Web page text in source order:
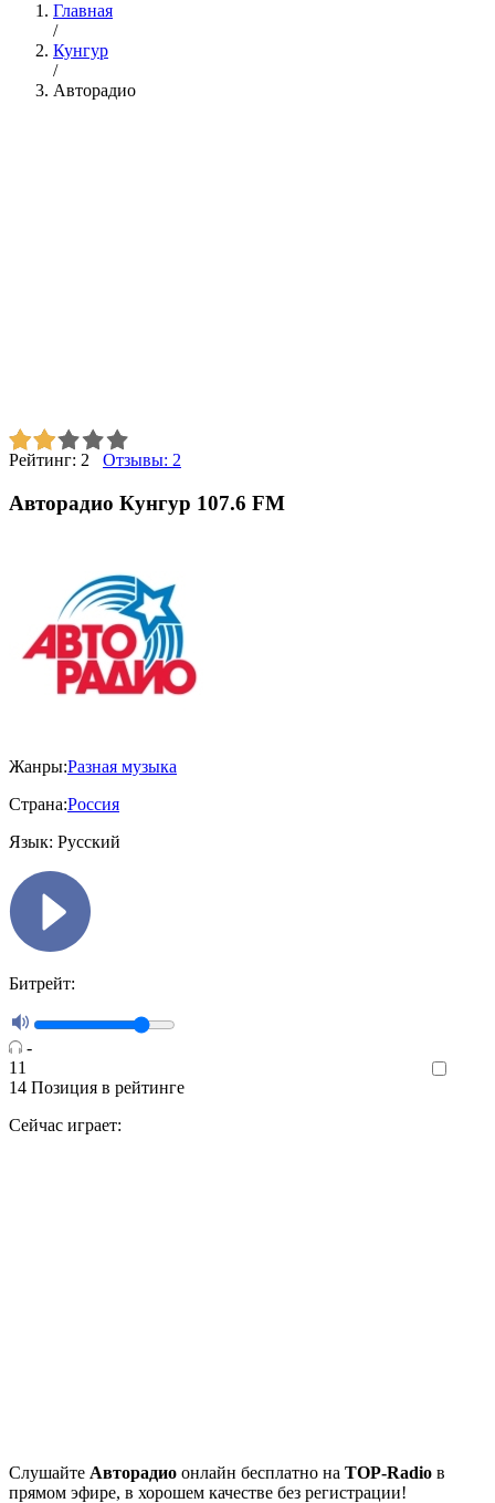
Главная
/
Кунгур
/
Авторадио
Рейтинг: 2 Отзывы: 2
Авторадио Кунгур 107.6 FM
Жанры:Разная музыка
Страна:Россия
Язык: Русский
Битрейт:
-
11
14 Позиция в рейтинге
Сейчас играет:
Cлушайте Авторадио онлайн бесплатно на TOP-Radio в
прямом эфире, в хорошем качестве без регистрации!